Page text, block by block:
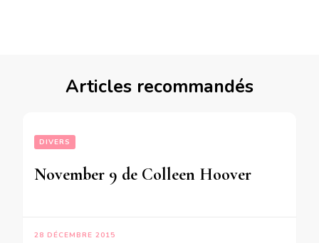
Articles recommandés
DIVERS
November 9 de Colleen Hoover
28 DÉCEMBRE 2015